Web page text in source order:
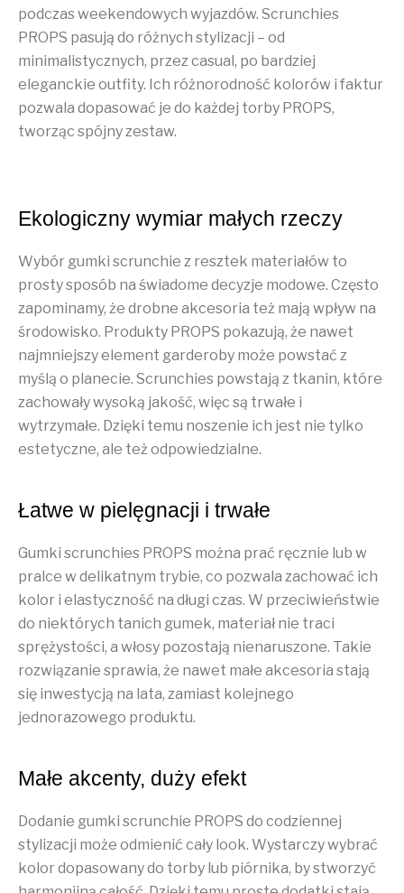
podczas weekendowych wyjazdów. Scrunchies
PROPS pasują do różnych stylizacji – od
minimalistycznych, przez casual, po bardziej
eleganckie outfity. Ich różnorodność kolorów i faktur
pozwala dopasować je do każdej torby PROPS,
tworząc spójny zestaw.
Ekologiczny wymiar małych rzeczy
Wybór gumki scrunchie z resztek materiałów to
prosty sposób na świadome decyzje modowe. Często
zapominamy, że drobne akcesoria też mają wpływ na
środowisko. Produkty PROPS pokazują, że nawet
najmniejszy element garderoby może powstać z
myślą o planecie. Scrunchies powstają z tkanin, które
zachowały wysoką jakość, więc są trwałe i
wytrzymałe. Dzięki temu noszenie ich jest nie tylko
estetyczne, ale też odpowiedzialne.
Łatwe w pielęgnacji i trwałe
Gumki scrunchies PROPS można prać ręcznie lub w
pralce w delikatnym trybie, co pozwala zachować ich
kolor i elastyczność na długi czas. W przeciwieństwie
do niektórych tanich gumek, materiał nie traci
sprężystości, a włosy pozostają nienaruszone. Takie
rozwiązanie sprawia, że nawet małe akcesoria stają
się inwestycją na lata, zamiast kolejnego
jednorazowego produktu.
Małe akcenty, duży efekt
Dodanie gumki scrunchie PROPS do codziennej
stylizacji może odmienić cały look. Wystarczy wybrać
kolor dopasowany do torby lub piórnika, by stworzyć